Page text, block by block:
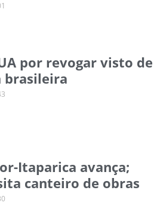
por revogar visto de
brasileira
Itaparica avança;
canteiro de obras